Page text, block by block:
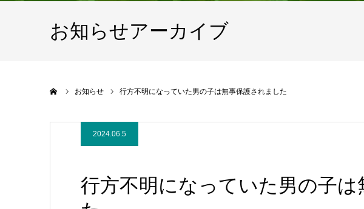
お知らせアーカイブ
お知らせ 行方不明になっていた男の子は無事保護されました
2024.06.5
行方不明になっていた男の子は